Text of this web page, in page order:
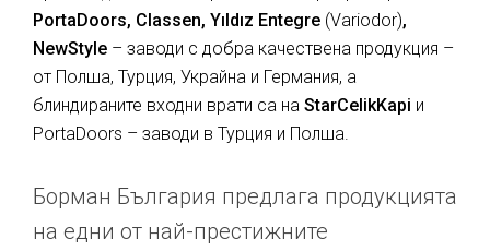
PortaDoors, Classen, Yıldız Entegre (Variodor),
NewStyle – заводи с добра качествена продукция –
от Полша, Турция, Украйна и Германия, а
блиндираните входни врати са на StarCelikKapi и
PortaDoors – заводи в Турция и Полша.
Борман България предлага продукцията
на едни от най-престижните